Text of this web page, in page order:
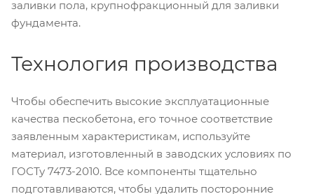
заливки пола, крупнофракционный для заливки
фундамента.
Технология производства
Чтобы обеспечить высокие эксплуатационные
качества пескобетона, его точное соответствие
заявленным характеристикам, используйте
материал, изготовленный в заводских условиях по
ГОСТу 7473-2010. Все компоненты тщательно
подготавливаются, чтобы удалить посторонние